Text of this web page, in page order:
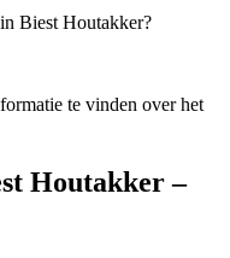
Biest Houtakker?
te vinden over het
Houtakker –